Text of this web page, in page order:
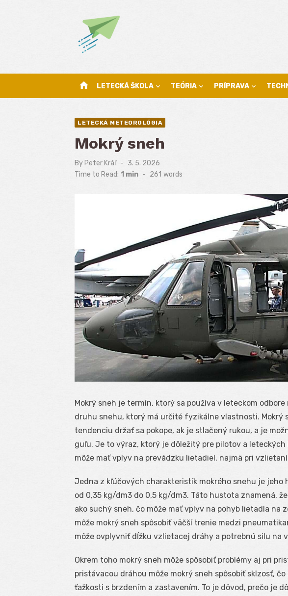
home LETECKÁ ŠKOLA TEÓRIA PRÍPRAVA
LETECKÁ METEOROLÓGIA
Mokrý sneh
By Peter Kráľ
Posted
on
3. 5. 2026
Time to Read: 1 min - 261 words
Mokrý sneh je termín, ktorý sa používa v leteckom
druhu snehu, ktorý má určité fyzikálne vlastnosti. Mokrý
tendenciu držať sa pokope, ak je stlačený rukou, a je
guľu. Je to výraz, ktorý je dôležitý pre pilotov a leteckých
môže mať vplyv na prevádzku lietadiel, najmä pri
Jedna z kľúčových charakteristík mokrého snehu je jeho
od 0,35 kg/dm3 do 0,5 kg/dm3. Táto hustota znamená,
ako suchý sneh, čo môže mať vplyv na pohyb lietadla na
môže mokrý sneh spôsobiť väčší trenie medzi
môže ovplyvniť dĺžku vzlietacej dráhy a potrebnú silu na
Okrem toho mokrý sneh môže spôsobiť problémy aj pri
pristávacou dráhou môže mokrý sneh spôsobiť sklzosť,
ťažkosti s brzdením a zastavením. To je dôvod, prečo je